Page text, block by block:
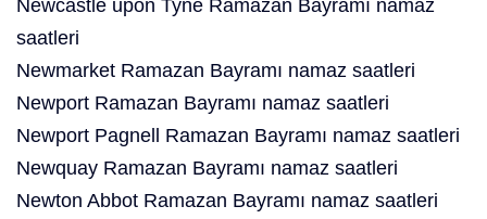
Newcastle upon Tyne Ramazan Bayramı namaz
saatleri
Newmarket Ramazan Bayramı namaz saatleri
Newport Ramazan Bayramı namaz saatleri
Newport Pagnell Ramazan Bayramı namaz saatleri
Newquay Ramazan Bayramı namaz saatleri
Newton Abbot Ramazan Bayramı namaz saatleri